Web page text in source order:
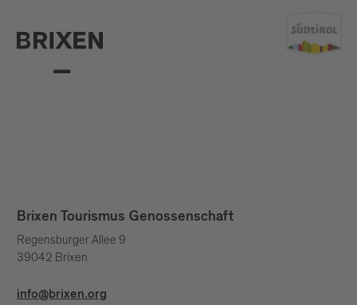
Brixen Tourismus Genossenschaft
Regensburger Allee 9
39042 Brixen
info@brixen.org